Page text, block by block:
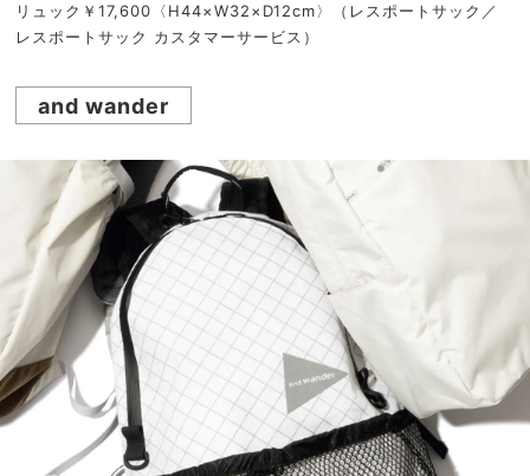
リュック￥17,600〈H44×W32×D12cm〉（レスポートサック／
レスポートサック カスタマーサービス）
and wander